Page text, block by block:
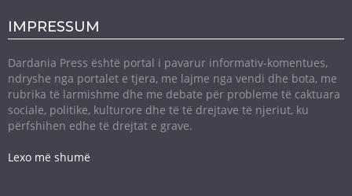
IMPRESSUM
Dardania Press është portal i pavarur informativ-komentues,
ndryshe nga portalet e tjera, me lajme nga vendi dhe bota, me
rubrika të larmishme dhe me debate për probleme të caktuara
sociale, politike, kulturore dhe të të drejtave të njeriut, ku
përfshihen edhe të drejtat e grave.
Lexo më shumë